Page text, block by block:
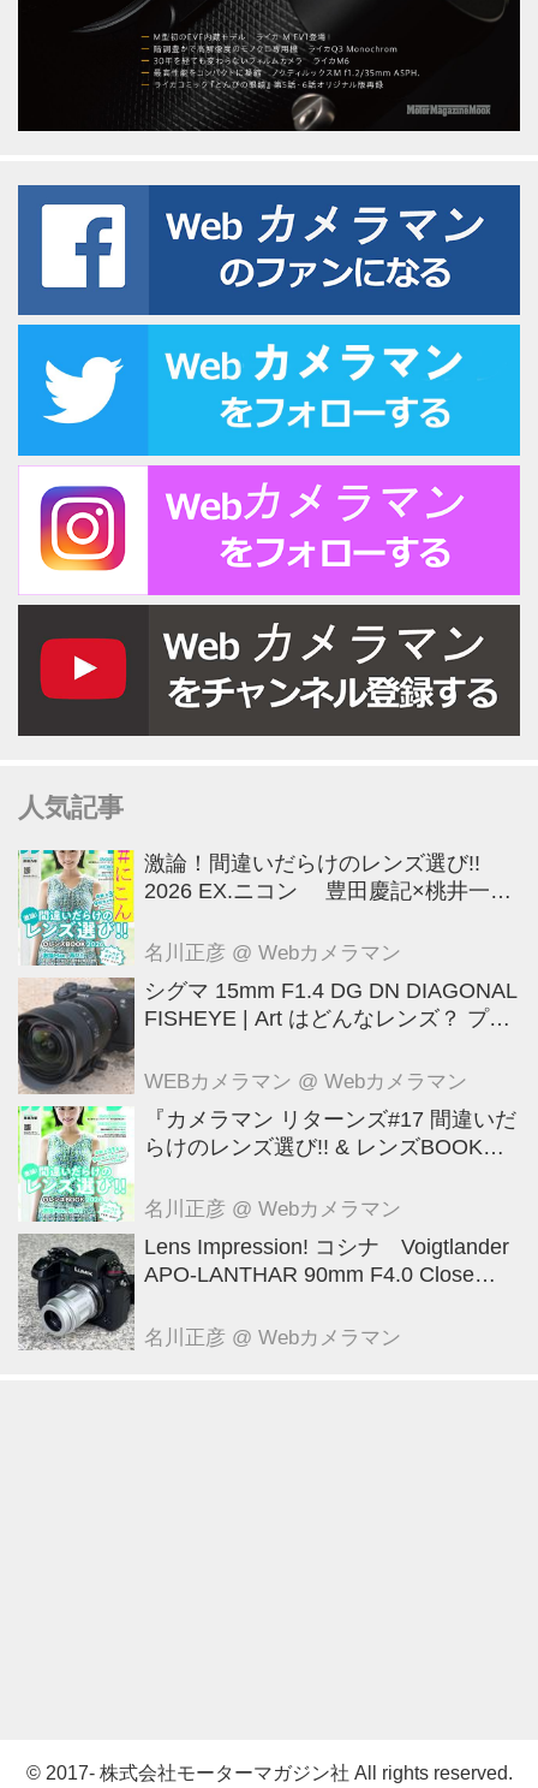
人気記事
激論！間違いだらけのレンズ選び!!
2026 EX.ニコン 豊田慶記×桃井一至
名川正彦 @ Webカメラマン
シグマ 15mm F1.4 DG DN DIAGONAL
FISHEYE | Art はどんなレンズ？ プロ
WEBカメラマン @ Webカメラマン
『カメラマン リターンズ#17 間違いだ
らけのレンズ選び!! & レンズBOOK
名川正彦 @ Webカメラマン
Lens Impression! コシナ Voigtlander
APO-LANTHAR 90mm F4.0 Close
（税込） ●マウント:ベッサM ●photo
名川正彦 @ Webカメラマン
© 2017- 株式会社モーターマガジン社 All rights reserved.